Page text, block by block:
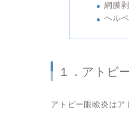
網膜
ヘル
１．アトピ
アトピー眼瞼炎はア